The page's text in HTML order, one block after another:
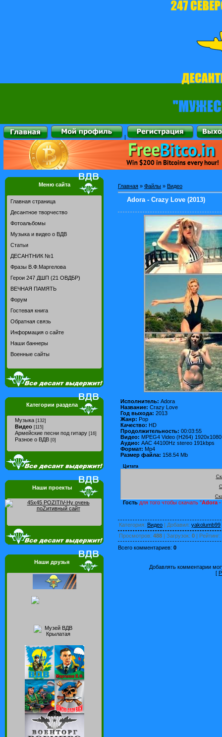
|
Меню сайта
Главная страница
Десантное творчество
Фотоальбомы
Музыка и видео о ВДВ
Статьи
ДЕСАНТНИК №1
Фразы В.Ф.Маргелова
Герои 247 ДШП (21 ОВДБР)
ВЕЧНАЯ ПАМЯТЬ
Форум
Гостевая книга
Обратная связь
Информация о сайте
Наши баннеры
Военные сайты
Категории раздела
Музыка [132]
Видео [115]
Армейские песни под гитару [16]
Разное о ВДВ [0]
Наши проекты
Наши друзья
Главная » Файлы » Видео
Adora - Crazy Love (2013)
Исполнитель: Adora
Название: Crazy Love
Год выхода: 2013
Жанр: Pop
Качество: HD
Продолжительность: 00:03:55
Видео: MPEG4 Video (H264)
Аудио: AAC 44100Hz stereo 191kbps
Формат: Mp4
Размер файла: 158.54 Mb
Цитата
Гостьдля того чтобы скачать "Adora -
Категория: Видео | Добавил: yakolumb99
Просмотров: 488 | Загрузок: 0 | Рейтинг:
Всего комментариев: 0
Добавлять комментарии
[